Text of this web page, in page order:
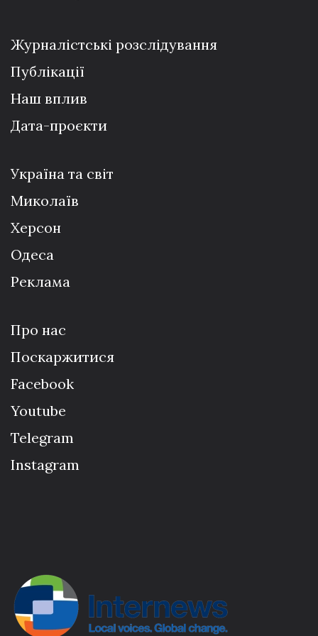
Журналістські розслідування
Публікації
Наш вплив
Дата-проєкти
Україна та світ
Миколаїв
Херсон
Одеса
Реклама
Про нас
Поскаржитися
Facebook
Youtube
Telegram
Instagram